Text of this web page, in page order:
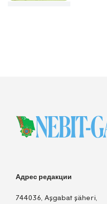
Адрес редакции
744036, Aşgabat şäheri,